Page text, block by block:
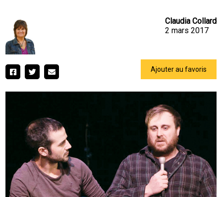
Claudia Collard
2 mars 2017
Ajouter au favoris